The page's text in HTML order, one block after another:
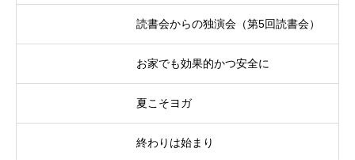
読書会からの独演会（第5回読書会）
お家でも効果的かつ安全に
夏こそヨガ
終わりは始まり